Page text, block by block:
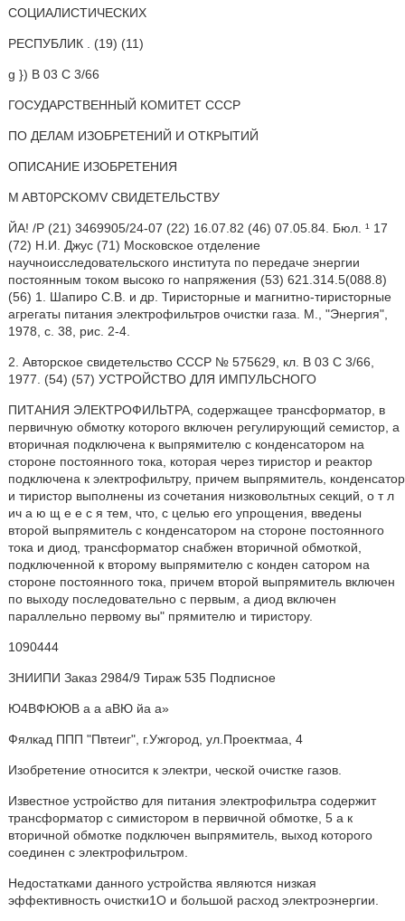
СОЦИАЛИСТИЧЕСКИХ
РЕСПУБЛИК . (19) (11)
g }) В 03 С 3/66
ГОСУДАРСТВЕННЫЙ КОМИТЕТ СССР
ПО ДЕЛАМ ИЗОБРЕТЕНИЙ И ОТКРЫТИЙ
ОПИСАНИЕ ИЗОБРЕТЕНИЯ
M ABT0PCKOMV СВИДЕТЕЛЬСТВУ
ЙА! /Р (21) 3469905/24-07 (22) 16.07.82 (46) 07.05.84. Бюл. ¹ 17
(72) Н.И. Джус (71) Московское отделение
научноисследовательского института по передаче энергии
постоянным током высоко го напряжения (53) 621.314.5(088.8)
(56) 1. Шапиро С.В. и др. Тиристорные и магнитно-тиристорные
агрегаты питания электрофильтров очистки газа. М., "Энергия",
1978, с. 38, рис. 2-4.
2. Авторское свидетельство СССР № 575629, кл. В 03 С 3/66,
1977. (54) (57) УСТРОЙСТВО ДЛЯ ИМПУЛЬСНОГО
ПИТАНИЯ ЭЛЕКТРОФИЛЬТРА, содержащее трансформатор, в
первичную обмотку которого включен регулирующий семистор, а
вторичная подключена к выпрямителю с конденсатором на
стороне постоянного тока, которая через тиристор и реактор
подключена к электрофильтру, причем выпрямитель, конденсатор
и тиристор выполнены из сочетания низковольтных секций, о т л
ич а ю щ е е с я тем, что, с целью его упрощения, введены
второй выпрямитель с конденсатором на стороне постоянного
тока и диод, трансформатор снабжен вторичной обмоткой,
подключенной к второму выпрямителю с конден сатором на
стороне постоянного тока, причем второй выпрямитель включен
по выходу последовательно с первым, а диод включен
параллельно первому вы" прямителю и тиристору.
1090444
ЗНИИПИ Заказ 2984/9 Тираж 535 Подписное
Ю4ВФЮЮВ а а аВЮ йа а»
Фялкад ППП "Пвтеиг", г.Ужгород, ул.Проектмаа, 4
Изобретение относится к электри, ческой очистке газов.
Известное устройство для питания электрофильтра содержит
трансформатор с симистором в первичной обмотке, 5 а к
вторичной обмотке подключен выпрямитель, выход которого
соединен с электрофильтром.
Недостатками данного устройства являются низкая
эффективность очистки1О и большой расход электроэнергии.